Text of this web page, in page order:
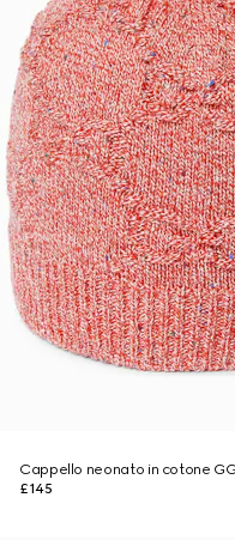
Cappello neonato in cotone
£145